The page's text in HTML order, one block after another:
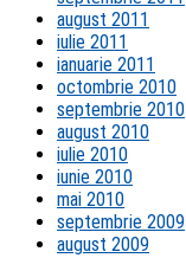
august 2011
iulie 2011
ianuarie 2011
octombrie 2010
septembrie 2010
august 2010
iulie 2010
iunie 2010
mai 2010
septembrie 2009
august 2009